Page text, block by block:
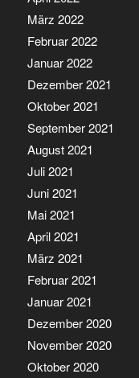
März 2022
Februar 2022
Januar 2022
Dezember 2021
Oktober 2021
September 2021
August 2021
Juli 2021
Juni 2021
Mai 2021
April 2021
März 2021
Februar 2021
Januar 2021
Dezember 2020
November 2020
Oktober 2020